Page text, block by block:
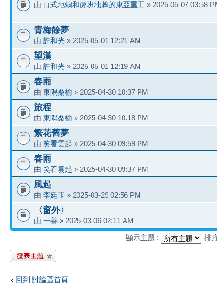
由 白式地鶇和虎班地鶇的東亞重工 » 2025-05-07 03:58
青梅餘夢
由 許和光 » 2025-05-01 12:21 AM
望漢
由 許和光 » 2025-05-01 12:19 AM
春雨
由 東隅桑榆 » 2025-04-30 10:37 PM
旅程
由 東隅桑榆 » 2025-04-30 10:18 PM
繁花舊夢
由 笑看雲起 » 2025-04-30 09:59 PM
春雨
由 笑看雲起 » 2025-04-30 09:37 PM
風起
由 李廷玉 » 2025-03-29 02:56 PM
〈窗外〉
由 一善 » 2025-03-06 02:11 AM
顯示主題 : 排
發表新主題
回到 討論區首頁